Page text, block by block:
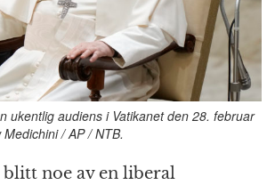
ukentlig audiens i Vatikanet den 28. februar
/ AP / NTB.
blitt noe av en liberal